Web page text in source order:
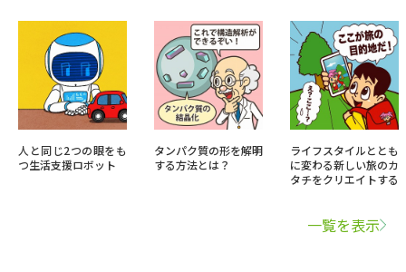
人と同じ2つの眼をも
つ生活支援ロボット
タンパク質の形を解明
する方法とは？
ライフスタイルととも
に変わる新しい旅のカ
タチをクリエイトする
一覧を表示